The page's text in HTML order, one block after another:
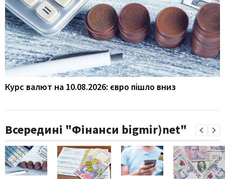
Курс валют на 10.08.2026: євро пішло вниз
Всередині "Фінанси bigmir)net"